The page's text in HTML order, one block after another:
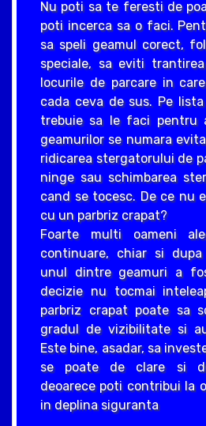
Nu poti sa te feresti de
poti incerca sa o faci.
sa speli geamul corect,
speciale, sa eviti
locurile de parcare in
cada ceva de sus. Pe
trebuie sa le faci pentru
geamurilor se numara
ridicarea stergatorului de
ninge sau schimbarea
cand se tocesc. De ce nu
cu un parbriz crapat?
Foarte multi oameni
continuare, chiar si
unul dintre geamuri a
decizie nu tocmai
parbriz crapat poate sa
gradul de vizibilitate si
Este bine, asadar, sa
se poate de clare si
deoarece poti contribui la
in deplina siguranta